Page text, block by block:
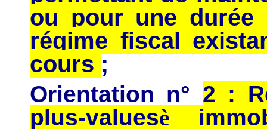
ou pour une durée
régime fiscal
cours ;
Orientation n° 2 :
plus-valuesè